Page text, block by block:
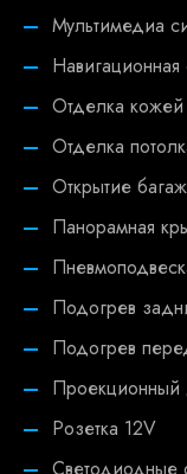
Мультимедиа
Навигационная
Отделка кожей
Отделка
Открытие
Панорамная
Подогрев
Подогрев
Проекционный
Розетка 12V
Светодиодные